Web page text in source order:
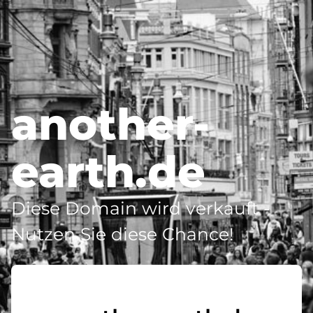
another-
earth.de
Diese Domain wird verkauft -
Nutzen Sie diese Chance!